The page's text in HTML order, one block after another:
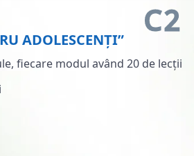
ADOLESCENȚI”
fiecare modul având 20 de lecții
C2